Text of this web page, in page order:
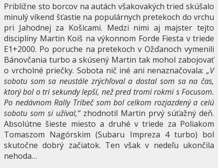
Približne sto borcov na autách všakovakých tried skúšalo
minulý víkend šťastie na populárnych pretekoch do vrchu
pri Jahodnej za Košicami. Medzi nimi aj majster tejto
disciplíny Martin Koiš na výkonnom Forde Fiesta v triede
E1+2000. Po poruche na pretekoch v Ožďanoch vymenili
Bánovčania turbo a skúsený Martin tak mohol zabojovať
o vrcholné priečky. Sobota nič iné ani nenaznačovala: „V
sobotu som sa neustále zrýchľoval a dostal som sa na čas,
ktorý bol o tri sekundy lepší, než pred tromi rokmi s Focusom.
Po nedávnom Rally Tríbeč som bol celkom rozjazdený a celú
sobotu som si užíval,“zhodnotil Martin prvý súťažný deň.
Absolútne šieste miesto a druhé v triede za Poliakom
Tomaszom Nagórskim (Subaru Impreza 4 turbo) bol
skutočne dobrý začiatok. Ten však v nedeľu ukončila
nehoda…